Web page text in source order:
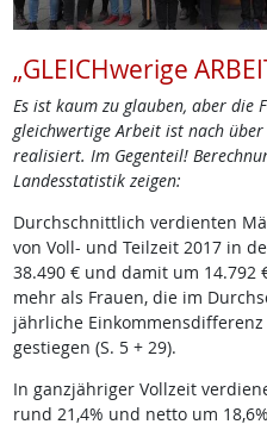
„GLEICHwerige
Es ist kaum zu glauben, aber die
gleichwertige Arbeit ist nach
realisiert. Im Gegenteil!
Landesstatistik zeigen:
Durchschnittlich verdienten
von Voll- und Teilzeit 2017 in
38.490 € und damit um 14.792
mehr als Frauen, die im
jährliche
gestiegen (S. 5 + 29).
In ganzjähriger Vollzeit
rund 21,4% und netto um